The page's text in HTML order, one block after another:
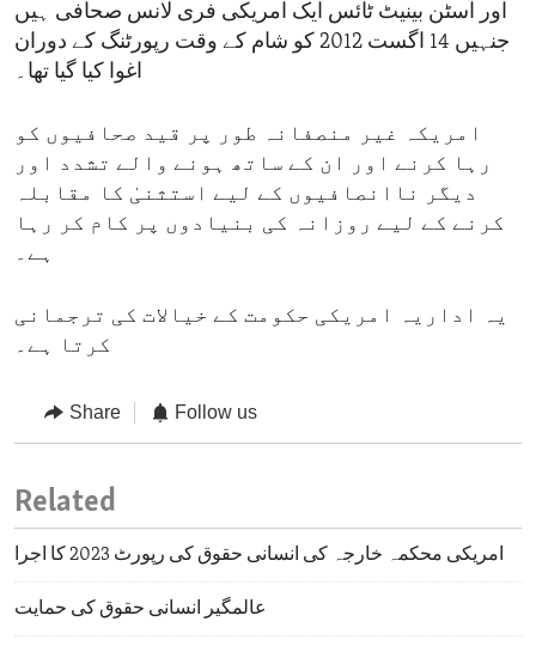
اور آسٹن بینیٹ ٹائس ایک امریکی فری لانس صحافی ہیں
جنہیں 14 اگست 2012 کو شام کے وقت رپورٹنگ کے دوران
اغوا کیا گیا تھا۔
امریکہ غیر منصفانہ طور پر قید صحافیوں کو
رہا کرنے اور ان کے ساتھ ہونے والے تشدد اور
دیگر ناانصافیوں کے لیے استثنیٰ کا مقابلہ
کرنے کے لیے روزانہ کی بنیادوں پر کام کر رہا
ہے۔
یہ اداریہ امریکی حکومت کے خیالات کی ترجمانی
کرتا ہے۔
Share Follow us
Related
امریکی محکمہ خارجہ کی انسانی حقوق کی رپورٹ 2023 کا اجرا
عالمگیر انسانی حقوق کی حمایت